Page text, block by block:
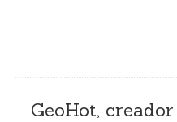
GeoHot,